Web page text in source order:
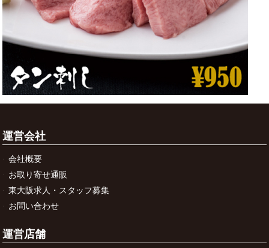
運営会社
会社概要
お取り寄せ通販
東大阪求人・スタッフ募集
お問い合わせ
運営店舗